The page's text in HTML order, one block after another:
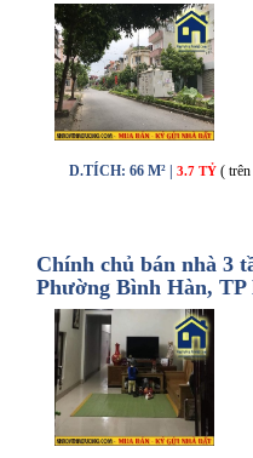
Dương
D.TÍCH: 66 M² | 3.7 TỶ ( trên
Chính chủ bán nhà 3
Phường Bình Hàn,